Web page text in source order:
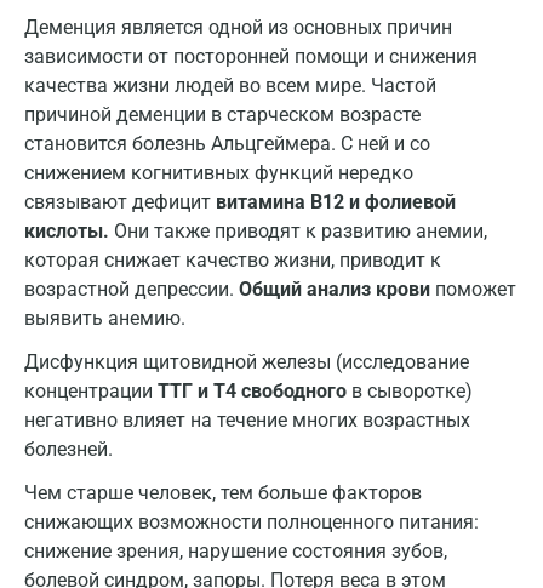
Деменция является одной из основных причин
зависимости от посторонней помощи и снижения
качества жизни людей во всем мире. Частой
причиной деменции в старческом возрасте
становится болезнь Альцгеймера. С ней и со
снижением когнитивных функций нередко
связывают дефицит витамина В12 и фолиевой
кислоты. Они также приводят к развитию анемии,
которая снижает качество жизни, приводит к
возрастной депрессии. Общий анализ крови поможет
выявить анемию.
Дисфункция щитовидной железы (исследование
концентрации ТТГ и Т4 свободного в сыворотке)
негативно влияет на течение многих возрастных
болезней.
Чем старше человек, тем больше факторов
снижающих возможности полноценного питания:
снижение зрения, нарушение состояния зубов,
болевой синдром, запоры. Потеря веса в этом
Красногорск
Краснодар
Красноярск
Курск
Липецк
Люберцы
Майкоп
Мурино
Мурманск
Мытищи